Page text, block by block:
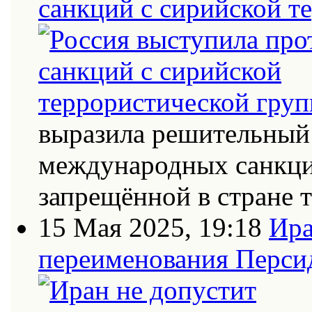
санкций с сирийской
выразила
международных
запрещённой в стране
15 Мая 2025, 19:18
переименования